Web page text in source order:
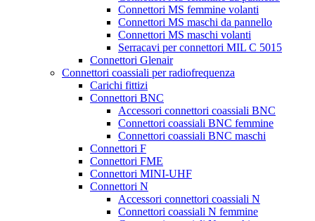
Connettori MS femmine volanti
Connettori MS maschi da pannello
Connettori MS maschi volanti
Serracavi per connettori MIL C 5015
Connettori Glenair
Connettori coassiali per radiofrequenza
Carichi fittizi
Connettori BNC
Accessori connettori coassiali BNC
Connettori coassiali BNC femmine
Connettori coassiali BNC maschi
Connettori F
Connettori FME
Connettori MINI-UHF
Connettori N
Accessori connettori coassiali N
Connettori coassiali N femmine